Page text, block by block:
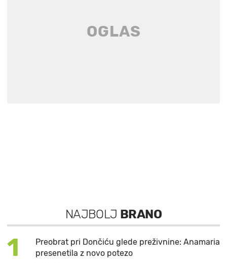
NAJBOLJ BRANO
1
Preobrat pri Dončiću glede preživnine: Anamaria
presenetila z novo potezo